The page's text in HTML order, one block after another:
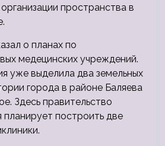
пространства в
о планах по
медецинских учреждений.
уже выделила два земельных
города в районе Баляева
Здесь правительство
планирует построить две